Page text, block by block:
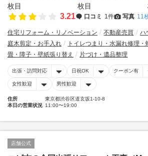
3.21 口コミ 1件 写真 11
住宅リフォーム・リノベーション 不動産売買
ハ
庭木剪定・お手入れ
トイレつまり・水漏れ修理・
畳・障子・壁紙張り替え
片づけ・遺品整理
出張・訪問対応 日祝OK クーポン有
女性歓迎 男性歓迎
住所
東京都渋谷区道玄坂1-10-8
本日の営業状況 11:00〜19:00
店舗公式